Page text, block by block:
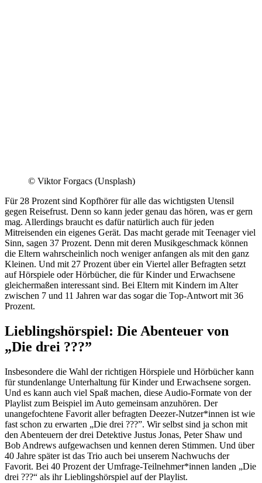
© Viktor Forgacs (Unsplash)
Für 28 Prozent sind Kopfhörer für alle das wichtigsten Utensil
gegen Reisefrust. Denn so kann jeder genau das hören, was er gern
mag. Allerdings braucht es dafür natürlich auch für jeden
Mitreisenden ein eigenes Gerät. Das macht gerade mit Teenager viel
Sinn, sagen 37 Prozent. Denn mit deren Musikgeschmack können
die Eltern wahrscheinlich noch weniger anfangen als mit den ganz
Kleinen. Und mit 27 Prozent über ein Viertel aller Befragten setzt
auf Hörspiele oder Hörbücher, die für Kinder und Erwachsene
gleichermaßen interessant sind. Bei Eltern mit Kindern im Alter
zwischen 7 und 11 Jahren war das sogar die Top-Antwort mit 36
Prozent.
Lieblingshörspiel: Die Abenteuer von
„Die drei ???”
Insbesondere die Wahl der richtigen Hörspiele und Hörbücher kann
für stundenlange Unterhaltung für Kinder und Erwachsene sorgen.
Und es kann auch viel Spaß machen, diese Audio-Formate von der
Playlist zum Beispiel im Auto gemeinsam anzuhören. Der
unangefochtene Favorit aller befragten Deezer-Nutzer*innen ist wie
fast schon zu erwarten „Die drei ???”. Wir selbst sind ja schon mit
den Abenteuern der drei Detektive Justus Jonas, Peter Shaw und
Bob Andrews aufgewachsen und kennen deren Stimmen. Und über
40 Jahre später ist das Trio auch bei unserem Nachwuchs der
Favorit. Bei 40 Prozent der Umfrage-Teilnehmer*innen landen „Die
drei ???“ als ihr Lieblingshörspiel auf der Playlist.